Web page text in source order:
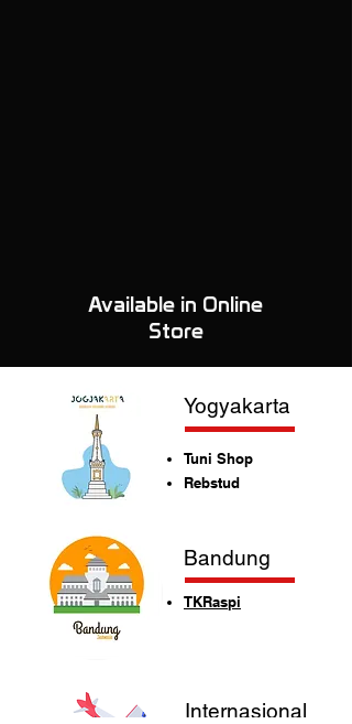
Available in Online
Store
Yogyakarta
Tuni Shop
Rebstud
Bandung
TKRaspi
Internasional